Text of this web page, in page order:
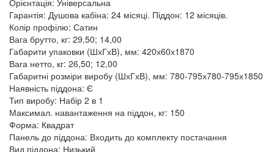
Орієнтація: Універсальна
Гарантія: Душова кабіна: 24 місяці. Піддон: 12 місяців.
Колір профілю: Сатин
Вага брутто, кг: 29,50; 14,00
Габарити упаковки (ШхГхВ), мм: 420х60х1870
Вага нетто, кг: 26,50; 12,00
Габаритні розміри виробу (ШхГхВ), мм: 780-795х780-795х1850
Наявність піддона: Є
Тип виробу: Набір 2 в 1
Максимал. навантаження на піддон, кг: 150
Форма: Квадрат
Панель до піддона: Входить до комплекту постачання
Вид піддона: Низький